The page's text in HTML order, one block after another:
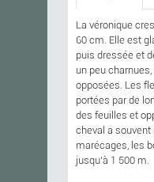
La véronique
60 cm. Elle est
puis dressée et
un peu
opposées. Les
portées par de
des feuilles et
cheval a souvent
marécages, les
jusqu'à 1 500 m.